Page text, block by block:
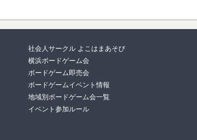
社会人サークル よこはまあそび
横浜ボードゲーム会
ボードゲーム即売会
ボードゲームイベント情報
地域別ボードゲーム会一覧
イベント参加ルール